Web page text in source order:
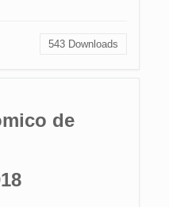
543 Downloads
de